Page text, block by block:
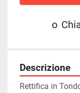
o
Descrizione
Rettifica in